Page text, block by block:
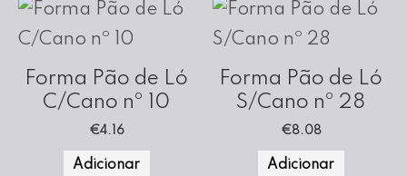
Forma Pão de Ló
C/Cano nº 10
€4.16
Adicionar
Forma Pão de Ló
S/Cano nº 28
€8.08
Adicionar